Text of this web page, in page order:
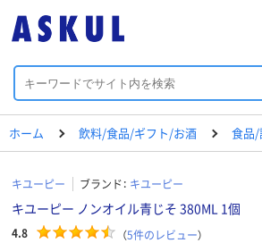
ホーム 飲料/食品/ギフト/お酒 食品/
キユーピー ブランド： キユーピー
キユーピー ノンオイル青じそ 380ML 1個
4.8 （5件のレビュー）